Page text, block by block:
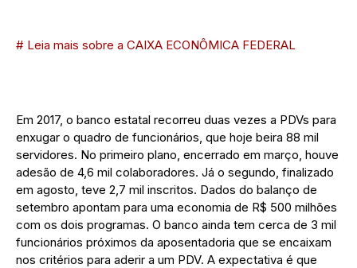
# Leia mais sobre a CAIXA ECONÔMICA FEDERAL
Em 2017, o banco estatal recorreu duas vezes a PDVs para
enxugar o quadro de funcionários, que hoje beira 88 mil
servidores. No primeiro plano, encerrado em março, houve
adesão de 4,6 mil colaboradores. Já o segundo, finalizado
em agosto, teve 2,7 mil inscritos. Dados do balanço de
setembro apontam para uma economia de R$ 500 milhões
com os dois programas. O banco ainda tem cerca de 3 mil
funcionários próximos da aposentadoria que se encaixam
nos critérios para aderir a um PDV. A expectativa é que